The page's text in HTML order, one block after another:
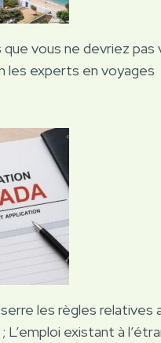
vous ne devriez
les experts en voyages
les règles relatives
L’emploi existant à